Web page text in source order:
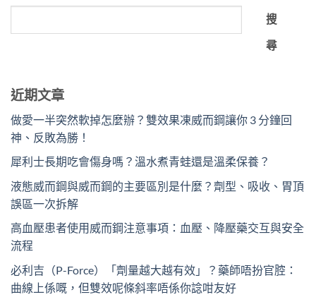
搜
尋
近期文章
做愛一半突然軟掉怎麼辦？雙效果凍威而鋼讓你 3 分鐘回
神、反敗為勝！
犀利士長期吃會傷身嗎？溫水煮青蛙還是溫柔保養？
液態威而鋼與威而鋼的主要區別是什麼？劑型、吸收、胃頂
誤區一次拆解
高血壓患者使用威而鋼注意事項：血壓、降壓藥交互與安全
流程
必利吉（P-Force）「劑量越大越有效」？藥師唔扮官腔：
曲線上係嘅，但雙效呢條斜率唔係你諗咁友好